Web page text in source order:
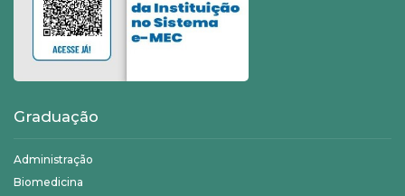
Graduação
Administração
Biomedicina